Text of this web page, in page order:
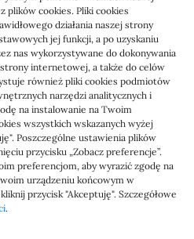
cookies. Pliki cookies
działania naszej strony
jej funkcji, a po uzyskaniu
nas wykorzystywane do dokonywania
internetowej, a także do celów
również pliki cookies podmiotów
narzędzi analitycznych i
na instalowanie na Twoim
wszystkich wskazanych wyżej
Poszczególne ustawienia plików
przycisku „Zobacz preferencje”.
preferencjom, aby wyrazić zgodę na
urządzeniu końcowym w
przycisk "Akceptuję". Szczegółowe
.
przejęcie
biuro
nowe biuro rachunkowe